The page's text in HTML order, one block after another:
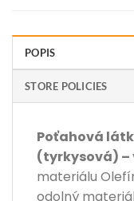
POPIS
STORE POLICIES
Poťahová
(tyrkysová) –
materiálu
odolný